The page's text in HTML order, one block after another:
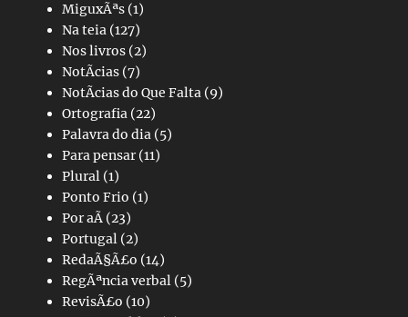
MiguxÃªs (1)
Na teia (127)
Nos livros (2)
NotÃ­cias (7)
NotÃ­cias do Que Falta (9)
Ortografia (22)
Palavra do dia (5)
Para pensar(11)
Plural (1)
Ponto Frio (1)
Por aÃ­ (23)
Portugal (2)
RedaÃ§Ã£o (14)
RegÃªncia verbal (5)
RevisÃ£o (10)